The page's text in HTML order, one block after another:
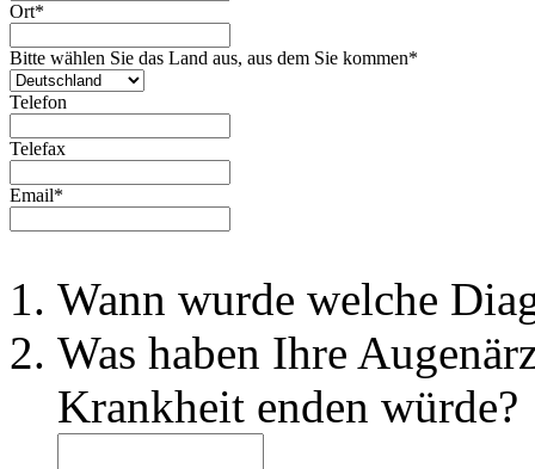
Ort*
Bitte wählen Sie das Land aus, aus dem Sie kommen*
Telefon
Telefax
Email*
Wann wurde welche
Was haben Ihre
Krankheit enden würde?